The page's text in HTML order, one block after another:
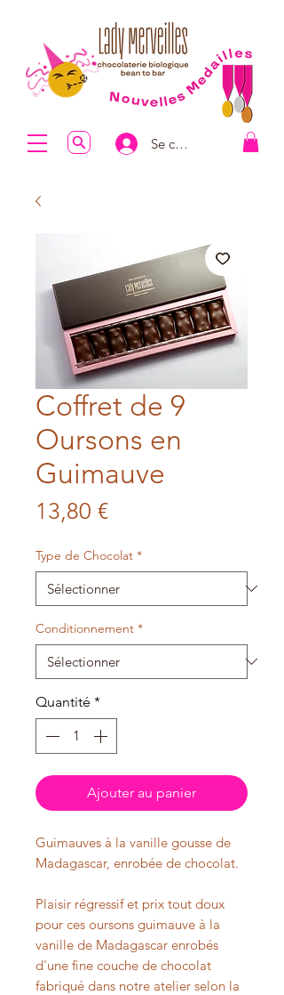
Se connecter
Coffret de 9
Oursons en
Guimauve
13,80 €Prix
Type de Chocolat *
Conditionnement *
Quantité *
Ajouter au panier
Guimauves à la vanille gousse de
Madagascar, enrobée de chocolat.
Plaisir régressif et prix tout doux
pour ces oursons guimauve à la
vanille de Madagascar enrobés
d'une fine couche de chocolat
fabriqué dans notre atelier selon la